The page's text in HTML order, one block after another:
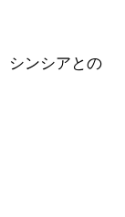
シンシアとの